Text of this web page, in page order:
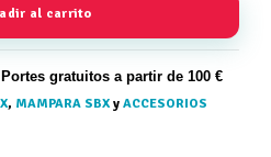
al carrito
gratuitos a partir de 100 €
, MAMPARA SBX y ACCESORIOS